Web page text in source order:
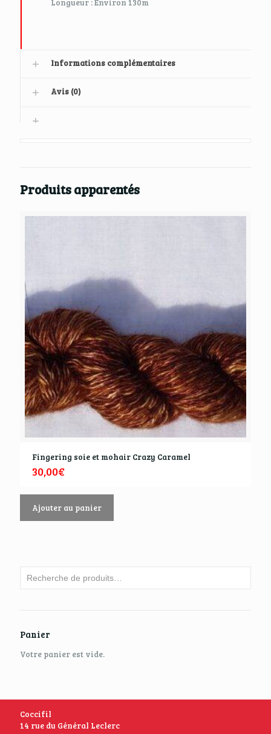
Longueur :Environ 130m
Informations complémentaires
Avis (0)
Produits apparentés
Fingering soie et mohair Crazy Caramel
30,00€
Ajouter au panier
Panier
Votre panier est vide.
Coccifil
14 rue du Général Leclerc